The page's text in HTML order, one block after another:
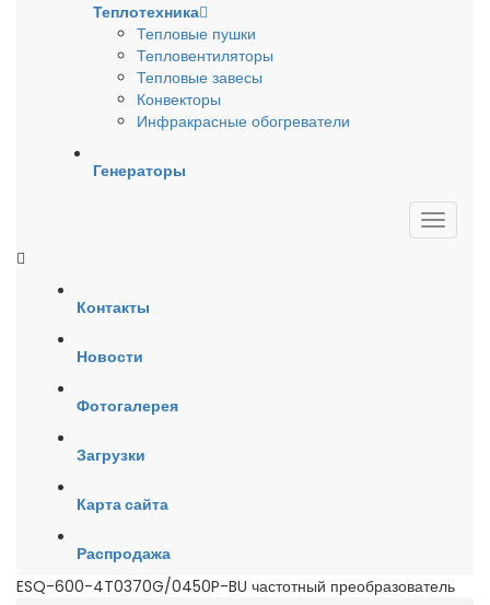
Теплотехника
Тепловые пушки
Тепловентиляторы
Тепловые завесы
Конвекторы
Инфракрасные обогреватели
Генераторы
Контакты
Новости
Фотогалерея
Загрузки
Карта сайта
Распродажа
ESQ-600-4T0370G/0450P-BU частотный преобразователь